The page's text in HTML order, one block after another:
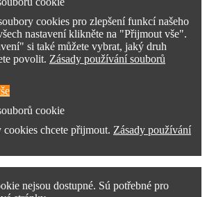
cookies pro zlepšení funkcí našeho
nastavení klikněte na "Přijmout vše".
si také můžete vybrat, jaký druh
povolit. Zásady používání souborů
cookie
cookies chcete přijmout. Zásady používání
nejsou dostupné. Sú potřebné pro